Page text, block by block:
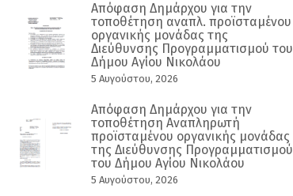
Απόφαση Δημάρχου για την
τοποθέτηση αναπλ. προϊσταμένου
οργανικής μονάδας της
Διεύθυνσης Προγραμματισμού του
Δήμου Αγίου Νικολάου
5 Αυγούστου, 2026
Απόφαση Δημάρχου για την
τοποθέτηση Αναπληρωτή
προϊσταμένου οργανικής μονάδας
της Διεύθυνσης Προγραμματισμού
του Δήμου Αγίου Νικολάου
5 Αυγούστου, 2026